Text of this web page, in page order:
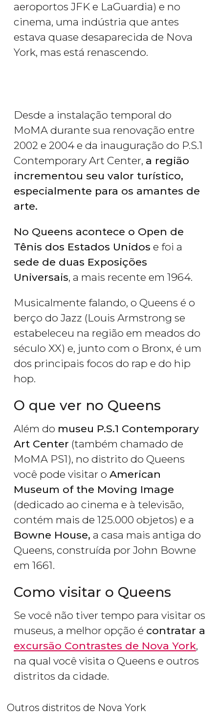
aeroportos JFK e LaGuardia) e no
cinema, uma indústria que antes
estava quase desaparecida de Nova
York, mas está renascendo.
Desde a instalação temporal do
MoMA durante sua renovação entre
2002 e 2004 e da inauguração do P.S.1
Contemporary Art Center, a região
incrementou seu valor turístico,
especialmente para os amantes de
arte.
No Queens acontece o Open de
Tênis dos Estados Unidos e foi a
sede de duas Exposições
Universais, a mais recente em 1964.
Musicalmente falando, o Queens é o
berço do Jazz (Louis Armstrong se
estabeleceu na região em meados do
século XX) e, junto com o Bronx, é um
dos principais focos do rap e do hip
hop.
O que ver no Queens
Além do museu P.S.1 Contemporary
Art Center (também chamado de
MoMA PS1), no distrito do Queens
você pode visitar o American
Museum of the Moving Image
(dedicado ao cinema e à televisão,
contém mais de 125.000 objetos) e a
Bowne House, a casa mais antiga do
Queens, construída por John Bowne
em 1661.
Como visitar o Queens
Se você não tiver tempo para visitar os
museus, a melhor opção é contratar a
excursão Contrastes de Nova York,
na qual você visita o Queens e outros
distritos da cidade.
Outros distritos de Nova York